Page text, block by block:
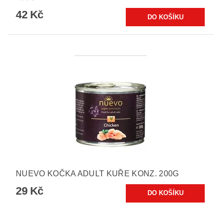
42 Kč
NUEVO KOČKA ADULT KUŘE KONZ. 200G
29 Kč